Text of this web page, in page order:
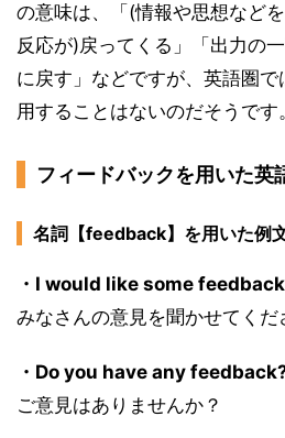
の意味は、「(情報や思想など
反応が)戻ってくる」「出力の
に戻す」などですが、英語圏
用することはないのだそうです。
フィードバックを用いた英
名詞【feedback】を用いた例
・I would like some
みなさんの意見を聞かせてくだ
・Do you have any
ご意見はありませんか？